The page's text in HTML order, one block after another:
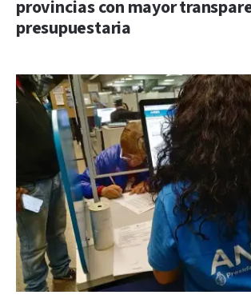
provincias con mayor
presupuestaria